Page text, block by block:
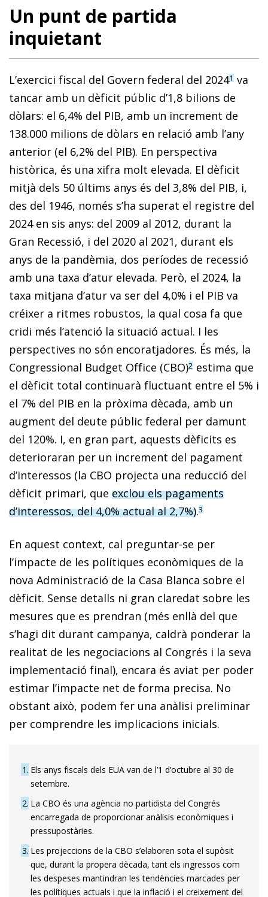
Un punt de partida
inquietant
L’exercici fiscal del Govern federal del 20241 va
tancar amb un dèficit públic d’1,8 bilions de
dòlars: el 6,4% del PIB, amb un increment de
138.000 milions de dòlars en relació amb l’any
anterior (el 6,2% del PIB). En perspectiva
històrica, és una xifra molt elevada. El dèficit
mitjà dels 50 últims anys és del 3,8% del PIB, i,
des del 1946, només s’ha superat el registre del
2024 en sis anys: del 2009 al 2012, durant la
Gran Recessió, i del 2020 al 2021, durant els
anys de la pandèmia, dos períodes de recessió
amb una taxa d’atur elevada. Però, el 2024, la
taxa mitjana d’atur va ser del 4,0% i el PIB va
créixer a ritmes robustos, la qual cosa fa que
cridi més l’atenció la situació actual. I les
perspectives no són encoratjadores. És més, la
Congressional Budget Office (CBO)2 estima que
el dèficit total continuarà fluc­­tuant entre el 5% i
el 7% del PIB en la pròxima dècada, amb un
augment del deute públic federal per damunt
del 120%. I, en gran part, aquests dèficits es
deterioraran per un increment del pagament
d’interessos (la CBO projecta una reducció del
dèficit primari, que exclou els pagaments
d’interessos, del 4,0% actual al 2,7%).3
En aquest context, cal preguntar-se per
l’impacte de les polítiques econòmiques de la
nova Administració de la Casa Blanca sobre el
dèficit. Sense detalls ni gran claredat sobre les
mesures que es prendran (més enllà del que
s’hagi dit durant campanya, caldrà ponderar la
realitat de les negociacions al Congrés i la seva
implementació final), encara és aviat per poder
estimar l’impacte net de forma precisa. No
obstant això, podem fer una anàlisi preliminar
per comprendre les implicacions inicials.
1 Els anys fiscals dels EUA van de l’1 d’octubre al 30 de
setembre.
2 La CBO és una agència no partidista del Congrés
encarregada de proporcionar anàlisis econòmiques i
pressupostàries.
3 Les projeccions de la CBO s’elaboren sota el supòsit
que, durant la propera dècada, tant els ingressos com
les despeses mantindran les tendències marcades per
les polítiques actuals i que la inflació i el creixement del